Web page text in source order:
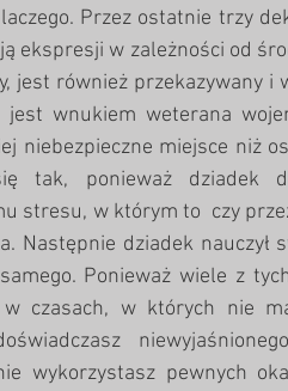
Przez ostatnie trzy
ekspresji w zależności od
jest również przekazywany i
wnukiem weterana
niebezpieczne miejsce niż
tak, ponieważ dziadek
stresu, w którym to  czy
Następnie dziadek nauczył
Ponieważ wiele z
w czasach, w których nie
wykorzystasz pewnych